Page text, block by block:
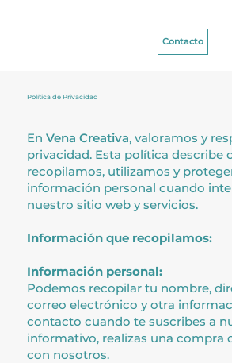
Contacto
Política de Privacidad
EnVena Creativa, valoramos y
privacidad. Esta política describe
recopilamos, utilizamos y
información personal cuando
nuestro sitio web y servicios.
Información que recopilamos:
Información personal:
Podemos recopilar tu nombre,
correo electrónico y otra
contacto cuando te suscribes a
informativo, realizas una compra
con nosotros.